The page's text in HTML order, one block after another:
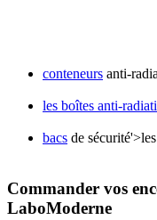
conteneurs anti-
les boîtes anti-
bacs de
Commander vos
LaboModerne